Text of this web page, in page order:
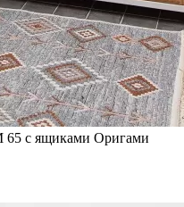
65 c ящиками Оригами